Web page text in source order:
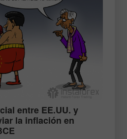
entre EE.UU. y
la inflación en